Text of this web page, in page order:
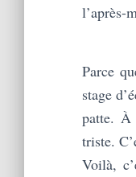
l’après-
Parce
stage
patte. À
triste.
Voilà,